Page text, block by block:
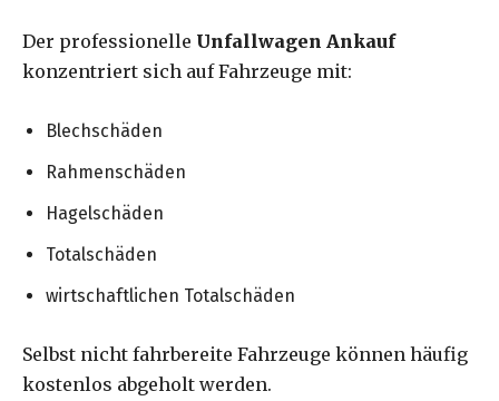
Der professionelle Unfallwagen Ankauf
konzentriert sich auf Fahrzeuge mit:
Blechschäden
Rahmenschäden
Hagelschäden
Totalschäden
wirtschaftlichen Totalschäden
Selbst nicht fahrbereite Fahrzeuge können häufig
kostenlos abgeholt werden.